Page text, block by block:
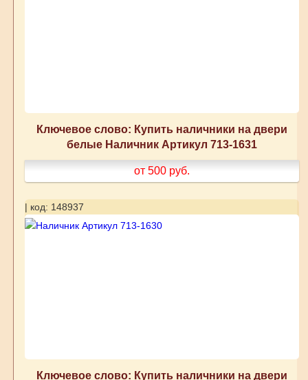
Ключевое слово: Купить наличники на двери
белые Наличник Артикул 713-1631
от 500 руб.
| код: 148937
Ключевое слово: Купить наличники на двери